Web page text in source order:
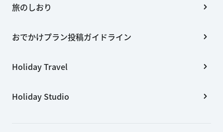
旅のしおり
おでかけプラン投稿ガイドライン
Holiday Travel
Holiday Studio